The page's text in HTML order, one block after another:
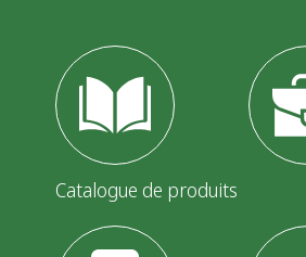
Catalogue de produits